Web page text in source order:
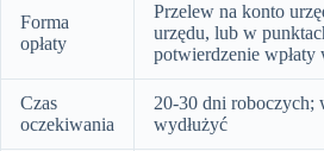
Forma
opłaty
Przelew na konto
urzędu, lub w
potwierdzenie wpłaty
Czas
oczekiwania
20-30 dni roboczych;
wydłużyć